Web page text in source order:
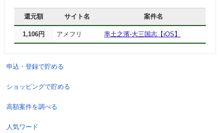
還元額 サイト名 案件名
1,106円 アメフリ 率土之濱-大三国志【iOS】
申込・登録で貯める
ショッピングで貯める
高額案件を調べる
人気ワード